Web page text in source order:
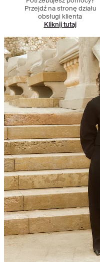
Przejdź na stronę działu
obsługi klienta
Kliknij tutaj